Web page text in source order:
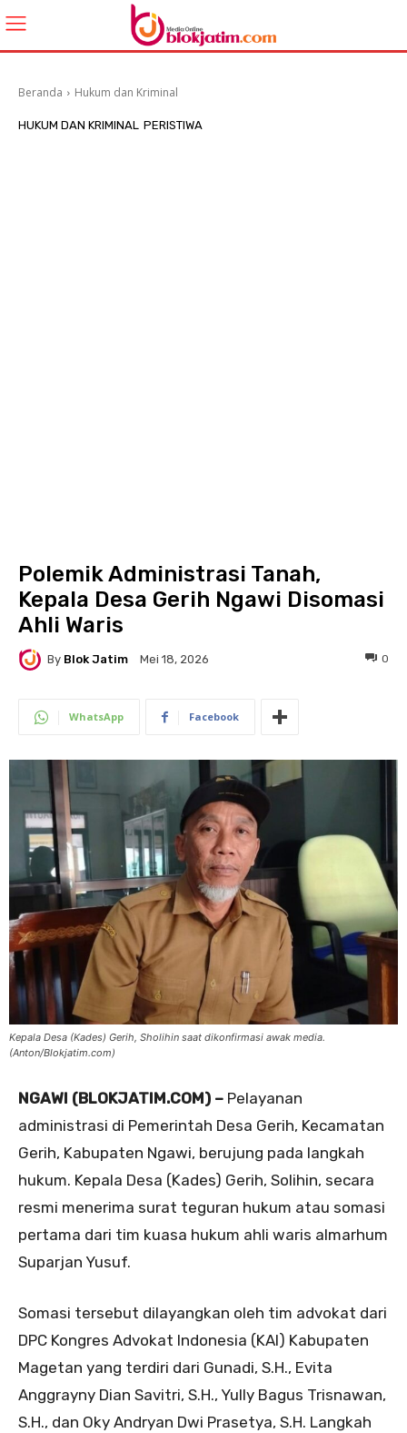
Beranda Hukum dan Kriminal
HUKUM DAN KRIMINAL PERISTIWA
Polemik Administrasi Tanah,
Kepala Desa Gerih Ngawi Disomasi
Ahli Waris
By Blok Jatim Mei 18, 2026 0
WhatsApp Facebook
Kepala Desa (Kades) Gerih, Sholihin saat dikonfirmasi awak media.
(Anton/Blokjatim.com)
NGAWI (BLOKJATIM.COM) – Pelayanan
administrasi di Pemerintah Desa Gerih, Kecamatan
Gerih, Kabupaten Ngawi, berujung pada langkah
hukum. Kepala Desa (Kades) Gerih, Solihin, secara
resmi menerima surat teguran hukum atau somasi
pertama dari tim kuasa hukum ahli waris almarhum
Suparjan Yusuf.
Somasi tersebut dilayangkan oleh tim advokat dari
DPC Kongres Advokat Indonesia (KAI) Kabupaten
Magetan yang terdiri dari Gunadi, S.H., Evita
Anggrayny Dian Savitri, S.H., Yully Bagus Trisnawan,
S.H., dan Oky Andryan Dwi Prasetya, S.H. Langkah